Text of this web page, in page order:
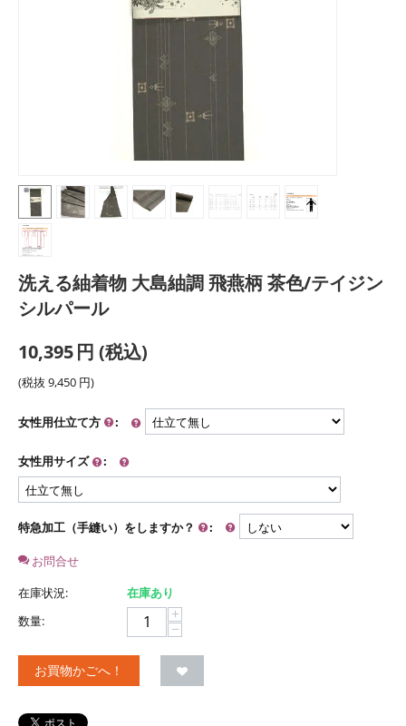
洗える紬着物 大島紬調 飛燕柄 茶色/テイジン
シルパール
10,395円 (税込)
(税抜 9,450 円)
女性用仕立て方 :
女性用サイズ :
特急加工（手縫い）をしますか？ :
お問合せ
在庫状況:
在庫あり
数量:
+
−
お買物かごへ！